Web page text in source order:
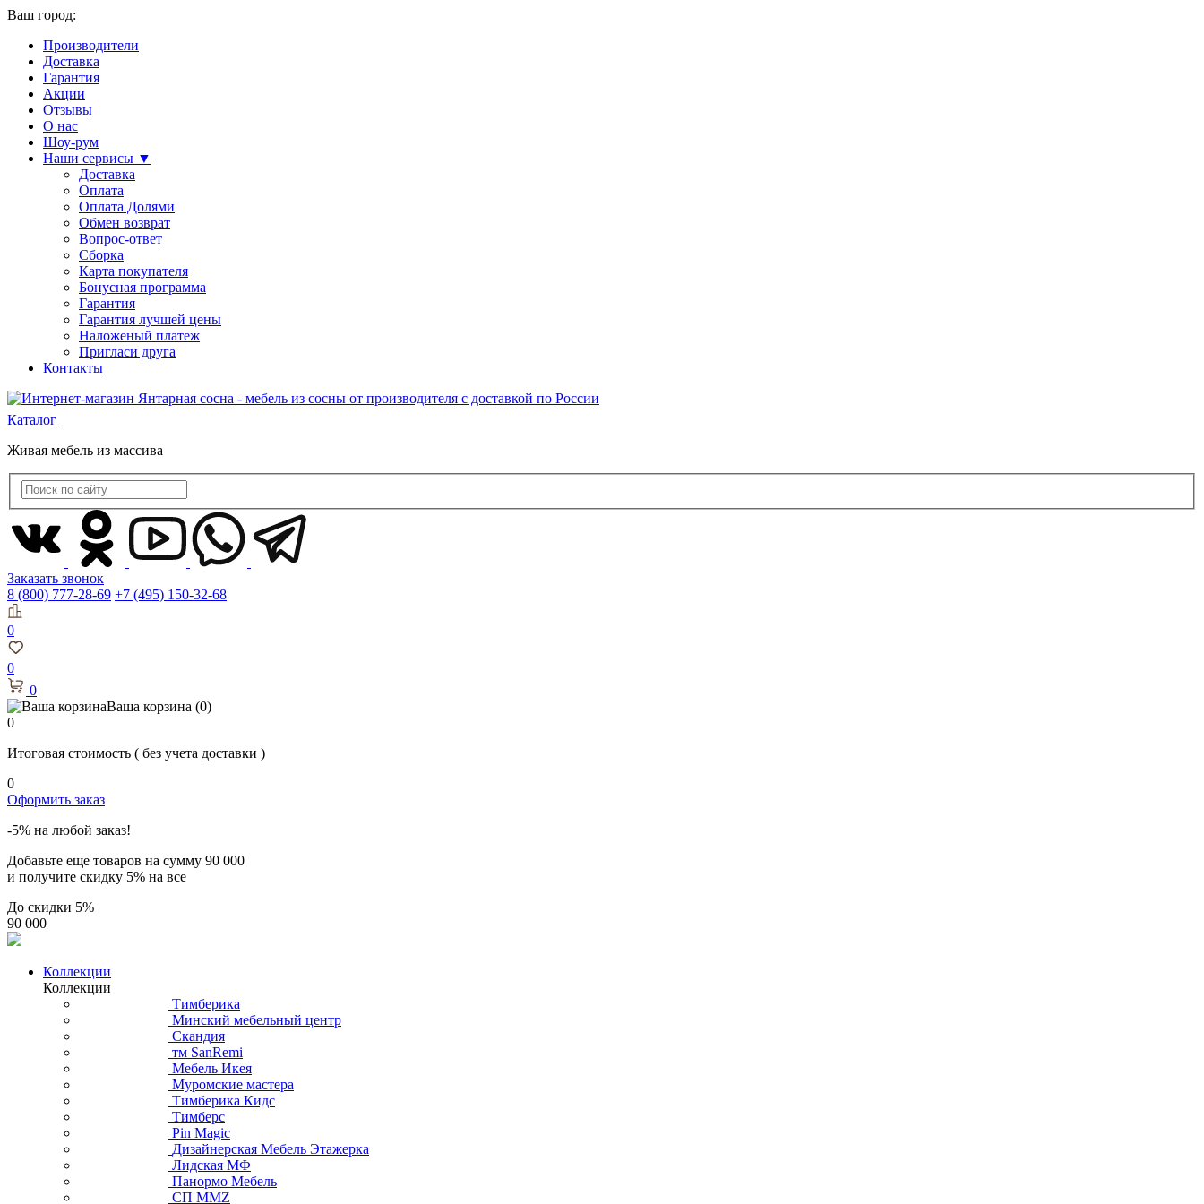
Ваш город:
Производители
Доставка
Гарантия
Акции
Отзывы
О нас
Шоу-рум
Наши сервисы ▼
Доставка
Оплата
Оплата Долями
Обмен возврат
Вопрос-ответ
Сборка
Карта покупателя
Бонусная программа
Гарантия
Гарантия лучшей цены
Наложеный платеж
Пригласи друга
Контакты
Каталог
Живая мебель из массива
Заказать звонок
8 (800) 777-28-69 +7 (495) 150-32-68
0
0
0
Ваша корзина (0)
0
Итоговая стоимость ( без учета доставки )
0
Оформить заказ
-5% на любой заказ!
Добавьте еще товаров на сумму 90 000
и получите скидку 5% на все
До скидки 5%
90 000
Коллекции
Коллекции
Тимберика
Минский мебельный центр
Скандия
тм SanRemi
Мебель Икея
Муромские мастера
Тимберика Кидс
Тимберс
Pin Magic
Дизайнерская Мебель Этажерка
Лидская МФ
Панормо Мебель
СП ММZ